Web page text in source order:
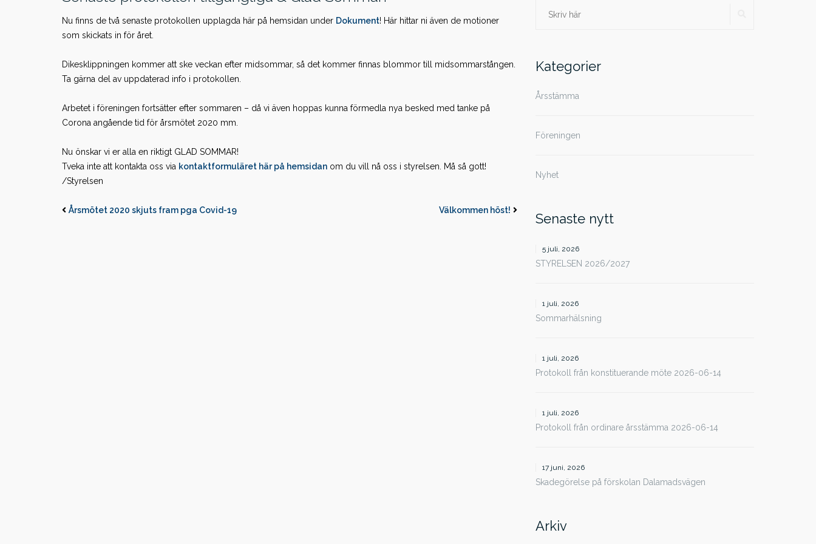
Nu finns de två senaste protokollen upplagda här på hemsidan under Dokument! Här hittar ni även de motioner
som skickats in för året.
Dikesklippningen kommer att ske veckan efter midsommar, så det kommer finnas blommor till midsommarstången.
Ta gärna del av uppdaterad info i protokollen.
Arbetet i föreningen fortsätter efter sommaren – då vi även hoppas kunna förmedla nya besked med tanke på
Corona angående tid för årsmötet 2020 mm.
Nu önskar vi er alla en riktigt GLAD SOMMAR!
Tveka inte att kontakta oss via kontaktformuläret här på hemsidan om du vill nå oss i styrelsen. Må så gott!
/Styrelsen
Årsmötet 2020 skjuts fram pga Covid-19 Välkommen höst!
Sök
Kategorier
Årsstämma
Föreningen
Nyhet
Senaste nytt
5 juli, 2026
STYRELSEN 2026/2027
1 juli, 2026
Sommarhälsning
1 juli, 2026
Protokoll från konstituerande möte 2026-06-14
1 juli, 2026
Protokoll från ordinare årsstämma 2026-06-14
17 juni, 2026
Skadegörelse på förskolan Dalamadsvägen
Arkiv